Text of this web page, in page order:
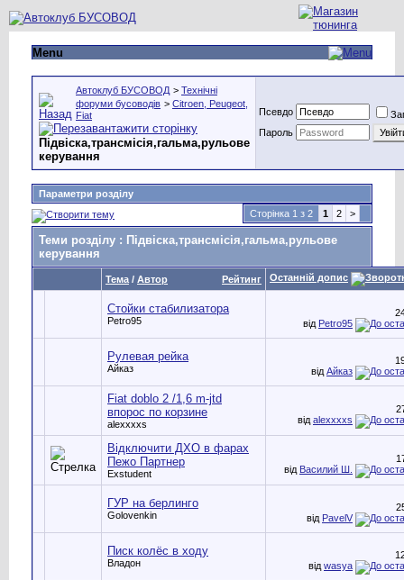
Menu
Автоклуб БУСОВОД > Технічні
форуми бусоводів > Citroen, Peugeot,
Fiat
Підвіска,трансмісія,гальма,рульове
керування
Псевдо
Пароль
Параметри розділу
Сторінка 1 з 2
1 2 >
Теми розділу : Підвіска,трансмісія,гальма,рульове
керування
Рейтинг
Тема / Автор Останній допис
Стойки стабилизатора
Petro95
від Petro95
Рулевая рейка
Айказ
від Айказ
Fiat doblo 2 /1,6 m-jtd
впорос по корзине
alexxxxs
від alexxxxs
Відключити ДХО в фарах
Пежо Партнер
Exstudent
від Василий Ш.
ГУР на берлинго
Golovenkin
від PavelV
Писк колёс в ходу
Владон
від wasya